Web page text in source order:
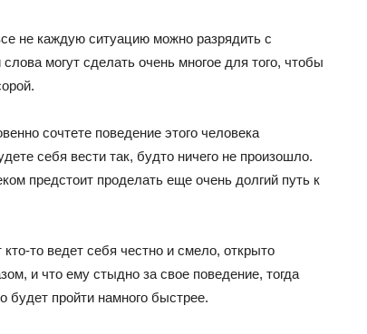
не каждую ситуацию можно разрядить с
могут сделать очень многое для того, чтобы
сочтете поведение этого человека
себя вести так, будто ничего не произошло.
предстоит проделать еще очень долгий путь к
то ведет себя честно и смело, открыто
и что ему стыдно за свое поведение, тогда
будет пройти намного быстрее.